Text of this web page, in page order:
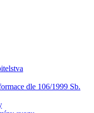
dle 106/1999 Sb.